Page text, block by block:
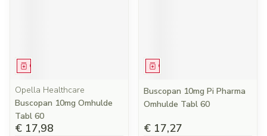
Geneesmiddel
Opella Healthcare
Buscopan 10mg Omhulde
Tabl 60
€ 17,98
Geneesmiddel
Buscopan 10mg Pi Pharma
Omhulde Tabl 60
€ 17,27